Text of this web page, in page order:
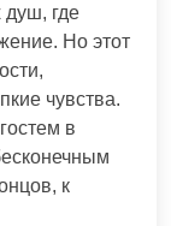
душ, где
Но этот
чувства.
в
к